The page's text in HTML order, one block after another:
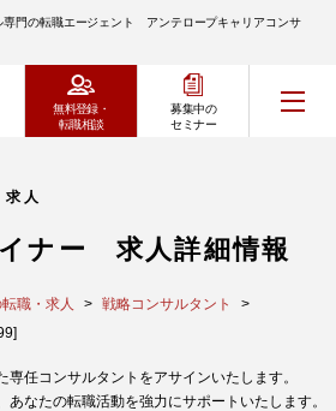
専門の転職エージェント アンテロープキャリアコンサ
無料登録・
転職相談
募集中の
セミナー
求人
ナー 求人詳細情報
職・求人
戦略コンサルタント
専任コンサルタントをアサインいたします。
なたの転職活動を強力にサポートいたします。